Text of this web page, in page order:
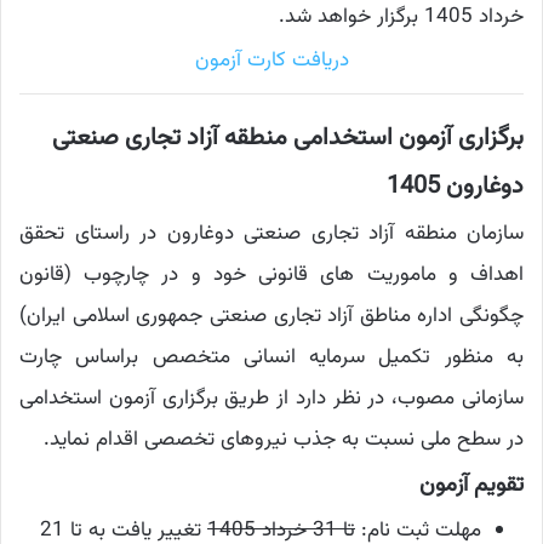
خرداد 1405 برگزار خواهد شد.
دریافت کارت آزمون
برگزاری آزمون استخدامی منطقه آزاد تجاری صنعتی
دوغارون 1405
سازمان منطقه آزاد تجاری صنعتی دوغارون در راستای تحقق
اهداف و ماموریت های قانونی خود و در چارچوب (قانون
چگونگی اداره مناطق آزاد تجاری صنعتی جمهوری اسلامی ایران)
به منظور تکمیل سرمایه انسانی متخصص براساس چارت
سازمانی مصوب، در نظر دارد از طریق برگزاری آزمون استخدامی
در سطح ملی نسبت به جذب نیروهای تخصصی اقدام نماید.
تقویم آزمون
مهلت ثبت نام: تا 31 خرداد 1405
تغییر یافت به تا 21